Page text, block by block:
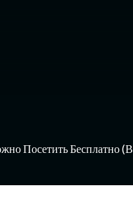
Посетить Бесплатно